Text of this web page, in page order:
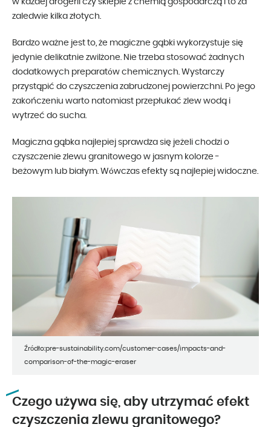
w każdej drogerii czy sklepie z chemią gospodarczą i to za
zaledwie kilka złotych.
Bardzo ważne jest to, że magiczne gąbki wykorzystuje się
jedynie delikatnie zwilżone. Nie trzeba stosować żadnych
dodatkowych preparatów chemicznych. Wystarczy
przystąpić do czyszczenia zabrudzonej powierzchni. Po jego
zakończeniu warto natomiast przepłukać zlew wodą i
wytrzeć do sucha.
Magiczna gąbka najlepiej sprawdza się jeżeli chodzi o
czyszczenie zlewu granitowego w jasnym kolorze -
beżowym lub białym. Wówczas efekty są najlepiej widoczne.
Źródło:pre-sustainability.com/customer-cases/impacts-and-
comparison-of-the-magic-eraser
Czego używa się, aby utrzymać efekt
czyszczenia zlewu granitowego?